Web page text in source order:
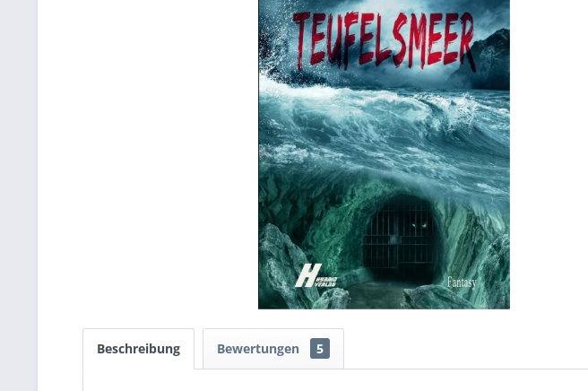
Beschreibung Bewertungen 5